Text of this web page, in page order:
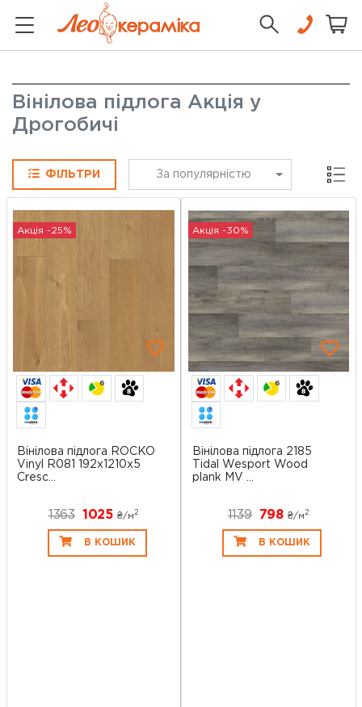
Вінілова підлога Акція у
Дрогобичі
ФІЛЬТРИ За популярністю Сітка
Акція -25%
6
Вінілова підлога ROCKO
Vinyl R081 192x1210x5
Cresc...
1363 1025 ₴/м 2
В КОШИК
Акція -30%
6
Вінілова підлога 2185
Tidal Wesport Wood
plank MV ...
1139 798 ₴/м 2
В КОШИК